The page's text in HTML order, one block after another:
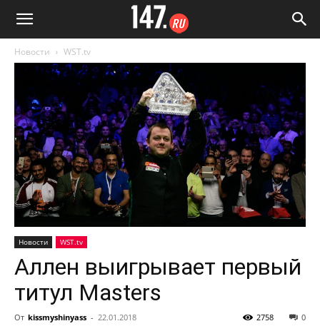
Новости WST.tv
Новости WST.tv
Аллен выигрывает первый
титул Masters
От kissmyshinyass - 22.01.2018 0
2758